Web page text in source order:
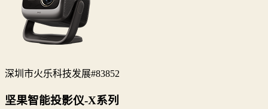
深圳市火乐科技发展#83852
坚果智能投影仪-X系列